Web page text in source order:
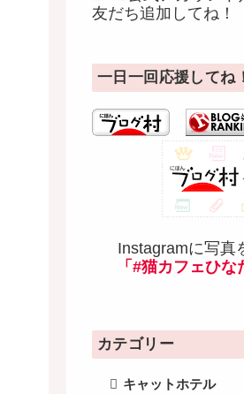
友だち追加してね！
一日一回応援してね！
Instagramに写真
「#猫カフェひな
カテゴリー
キャットホテル